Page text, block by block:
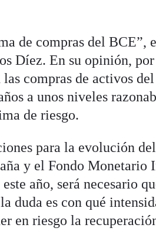
de compras del BCE”,
Díez. En su opinión,
compras de activos
a unos niveles
de riesgo.
para la evolución
y el Fondo Monetario
año, será necesario
duda es con qué
en riesgo la